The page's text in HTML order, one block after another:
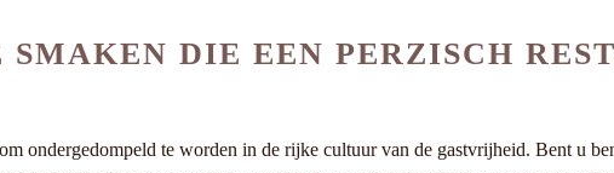
DIE EEN PERZISCH
ondergedompeld te worden in de rijke cultuur van de gastvrijheid. Bent u